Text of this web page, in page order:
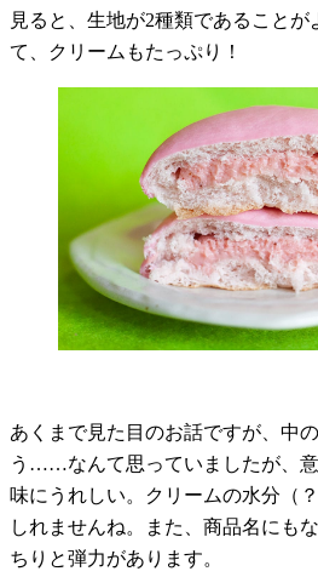
見ると、生地が2種類であることが
て、クリームもたっぷり！
あくまで見た目のお話ですが、中
う……なんて思っていましたが、
味にうれしい。クリームの水分（
しれませんね。また、商品名にも
ちりと弾力があります。